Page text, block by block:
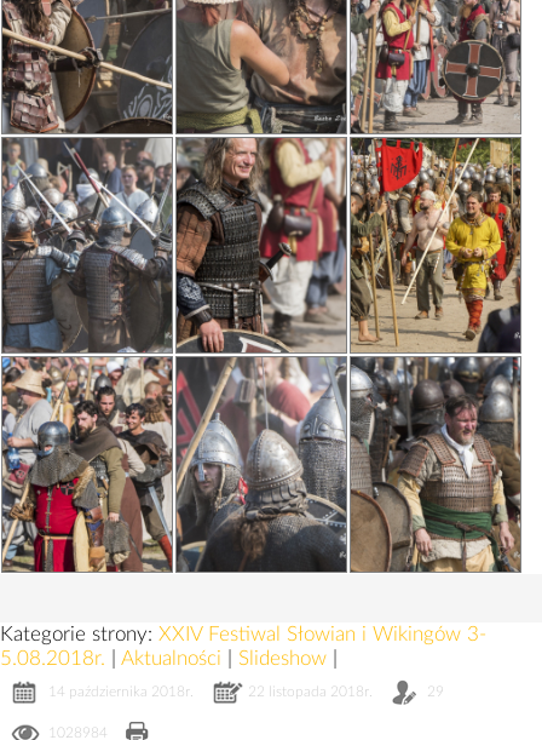
Kategorie strony: XXIV Festiwal Słowian i Wikingów 3-
5.08.2018r.
Aktualności Slideshow
14 października 2018r. 22 listopada 2018r. 29
1028984